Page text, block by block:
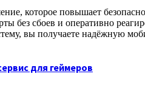
которое повышает
без сбоев и оперативно
вы получаете надёжную
для геймеров